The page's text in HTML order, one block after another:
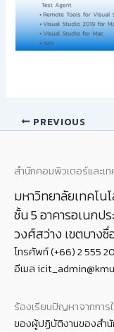
PREVIOUS
สำนักคอมพิวเตอร์และเ
มหาวิทยาลัยเทคโน
ชั้น 5 อาคารอเนกป
วงศ์สว่าง เขตบาง
โทรศัพท์ (+66) 2 555
อีเมล
ร้องเรียนปัญหาจากการ
ของผู้ปฏิบัติงานของสำ